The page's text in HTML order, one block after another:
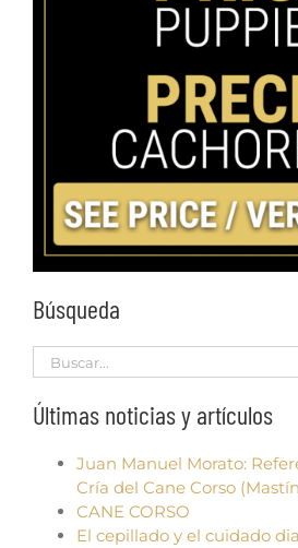
Búsqueda
Search
for:
Últimas noticias y artículos
Juan Manuel Morato:
Cría del Cane Corso
CANE CORSO
El cepillado y el cuidado